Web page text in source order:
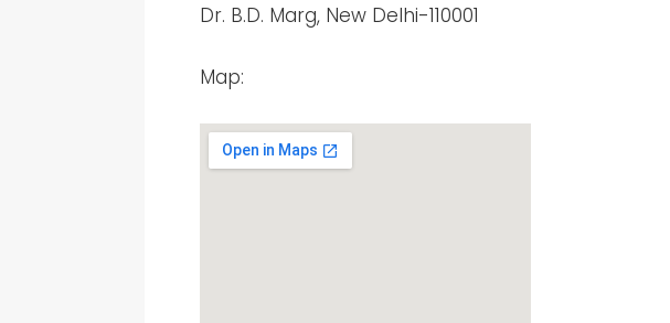
Dr. B.D. Marg, New Delhi-110001
Map: